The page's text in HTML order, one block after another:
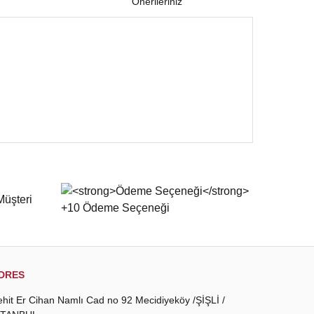
iletebilirsiniz.
Er Cihan Namlı Cad no 92 Mecidiyeköy /ŞİŞLİ /